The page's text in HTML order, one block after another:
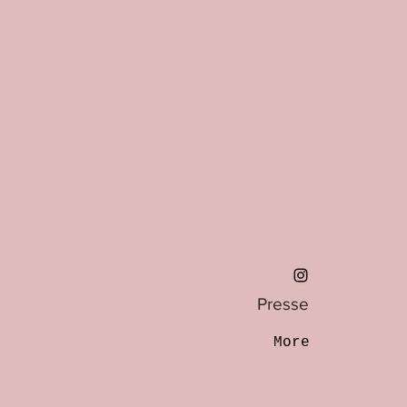
Presse
More